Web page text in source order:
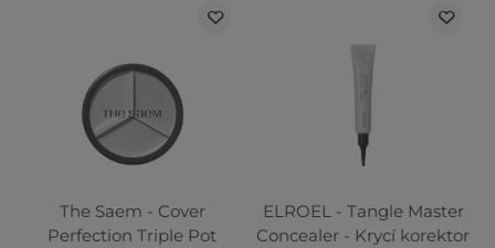
The Saem - Cover
Perfection Triple Pot
ELROEL - Tangle Master
Concealer - Krycí korektor